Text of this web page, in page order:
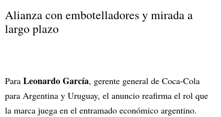
Alianza con embotelladores y mirada a
largo plazo
Para Leonardo García, gerente general de Coca-Cola
para Argentina y Uruguay, el anuncio reafirma el rol que
la marca juega en el entramado económico argentino.